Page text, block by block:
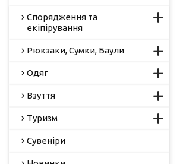
Спорядження та
екіпірування
Рюкзаки, Сумки, Баули
Одяг
Взуття
Туризм
Сувеніри